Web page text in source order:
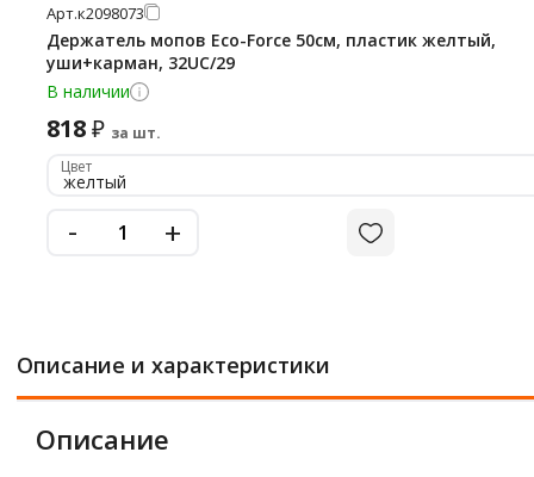
Арт.к2098073
Держатель мопов Eco-Force 50см, пластик желтый,
уши+карман, 32UC/29
В наличии
818₽ за шт.
Цвет
желтый
- +
Описание и характеристики
Описание